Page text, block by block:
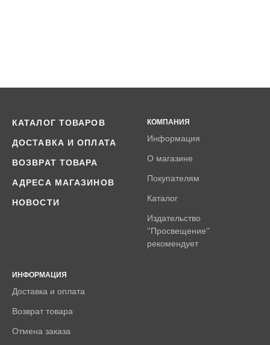
КАТАЛОГ ТОВАРОВ
ДОСТАВКА И ОПЛАТА
ВОЗВРАТ ТОВАРА
АДРЕСА МАГАЗИНОВ
НОВОСТИ
КОМПАНИЯ
Информация
О магазине
Покупателям
Каталог
Издательство
''Просвещение''
рекомендует
ИНФОРМАЦИЯ
Доставка и оплата
Возврат товара
Отмена заказа